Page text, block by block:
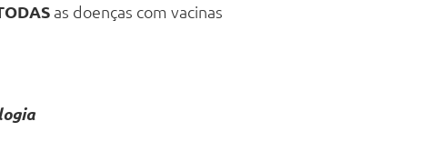
as doenças com vacinas